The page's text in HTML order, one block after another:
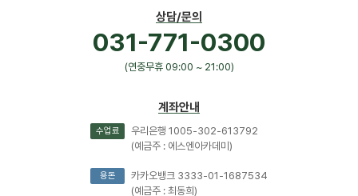
상담/문의
031-771-0300
(연중무휴 09:00 ~ 21:00)
계좌안내
수업료
우리은행 1005-302-613792
(예금주 : 에스엔아카데미)
용돈
카카오뱅크 3333-01-1687534
(예금주 : 최동희)